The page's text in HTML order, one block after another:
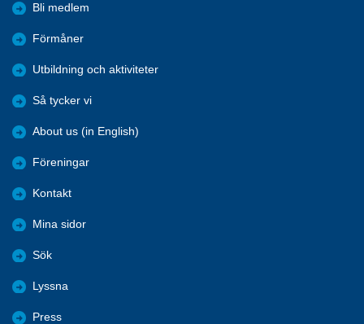
Bli medlem
Förmåner
Utbildning och aktiviteter
Så tycker vi
About us (in English)
Föreningar
Kontakt
Mina sidor
Sök
Lyssna
Press